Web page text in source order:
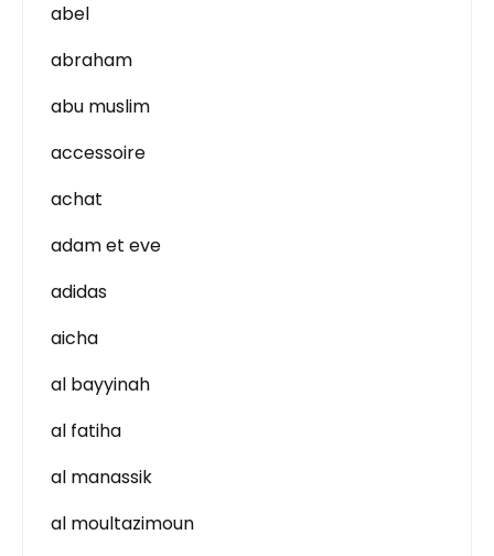
abel
abraham
abu muslim
accessoire
achat
adam et eve
adidas
aicha
al bayyinah
al fatiha
al manassik
al moultazimoun